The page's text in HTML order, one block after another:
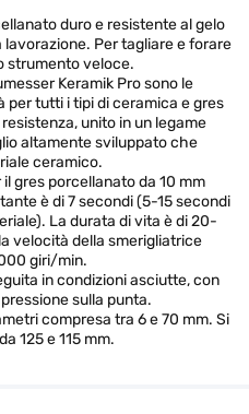
duro e resistente al gelo
lavorazione. Per tagliare e forare
strumento veloce.
Keramik Pro sono le
per tutti i tipi di ceramica e gres
unito in un legame
altamente sviluppato che
ceramico.
gres porcellanato da 10 mm
è di 7 secondi (5-15 secondi
La durata di vita è di 20-
velocità della smerigliatrice
giri/min.
in condizioni asciutte, con
sulla punta.
compresa tra 6 e 70 mm. Si
125 e 115 mm.